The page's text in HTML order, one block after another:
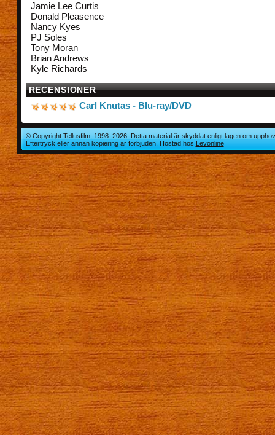
Jamie Lee Curtis
Donald Pleasence
Nancy Kyes
PJ Soles
Tony Moran
Brian Andrews
Kyle Richards
RECENSIONER
Carl Knutas - Blu-ray/DVD
© Copyright Tellusfilm, 1998–2026. Detta material är skyddat enligt lagen om
Eftertryck eller annan kopiering är förbjuden. Hostad hosLevonline